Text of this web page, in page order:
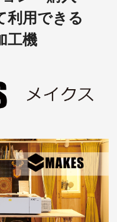
利用できる
工機